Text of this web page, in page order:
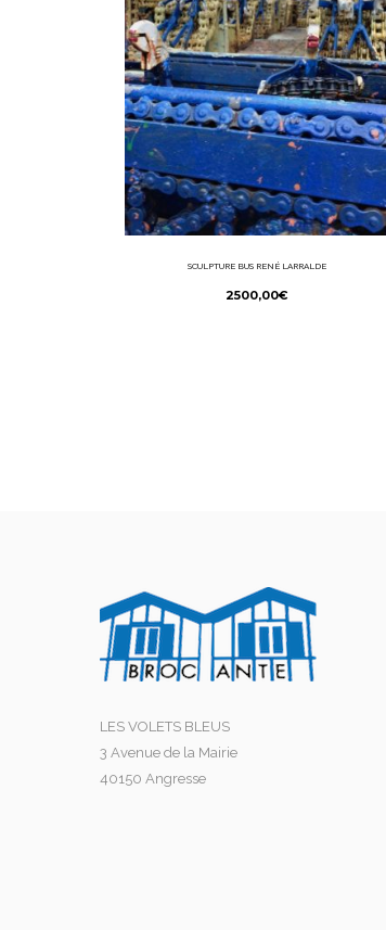
SCULPTURE BUS RENÉ LARRALDE
2500,00€
LES VOLETS BLEUS
3 Avenue de la Mairie
40150 Angresse